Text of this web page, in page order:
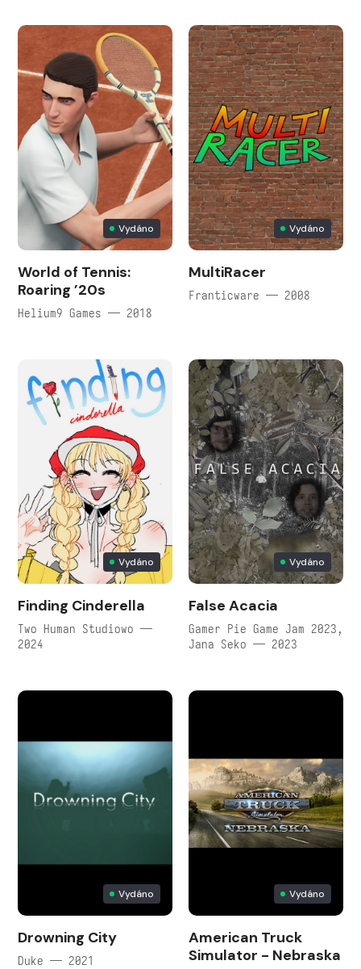
Vydáno
World of Tennis:
Roaring ’20s
Helium9 Games — 2018
Vydáno
MultiRacer
Franticware — 2008
Vydáno
Finding Cinderella
Two Human Studiowo —
2024
Vydáno
False Acacia
Gamer Pie Game Jam 2023,
Jana Seko — 2023
Vydáno
Drowning City
Duke — 2021
Vydáno
American Truck
Simulator - Nebraska